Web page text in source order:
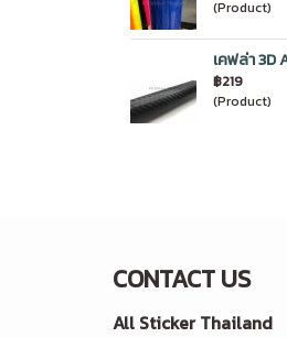
(Product)
เคฟล่า 3D
฿219
(Product)
CONTACT US
All Sticker Thailand